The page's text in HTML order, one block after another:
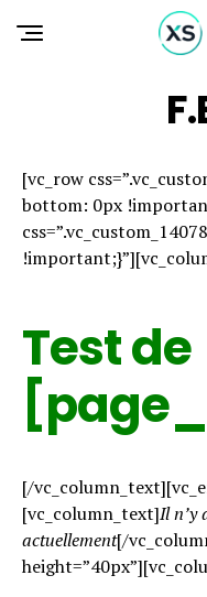
[vc_row
bottom: 0px
Test de
[/
[vc_column_text]Il n’y
actuellement[/